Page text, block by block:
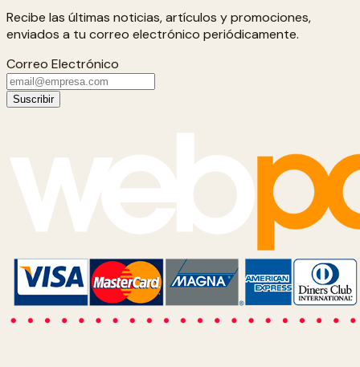
Recibe las últimas noticias, artículos y promociones,
enviados a tu correo electrónico periódicamente.
Correo Electrónico
Suscribir